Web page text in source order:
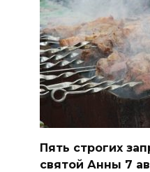
Пять строгих
святой Анны 7